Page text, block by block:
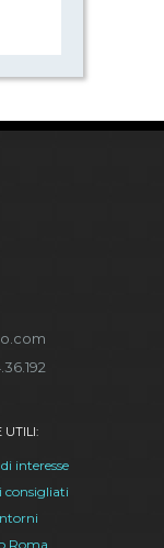
UTILI:
interesse
consigliati
Roma